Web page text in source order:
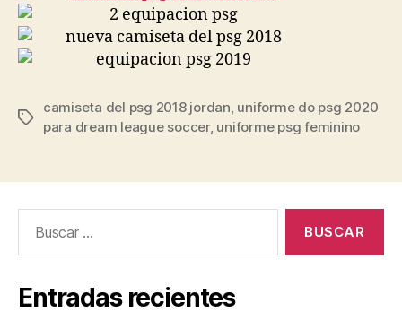
Etiquetas
camiseta del psg 2018 jordan, uniforme do psg 2020
para dream league soccer, uniforme psg feminino
Entradas recientes